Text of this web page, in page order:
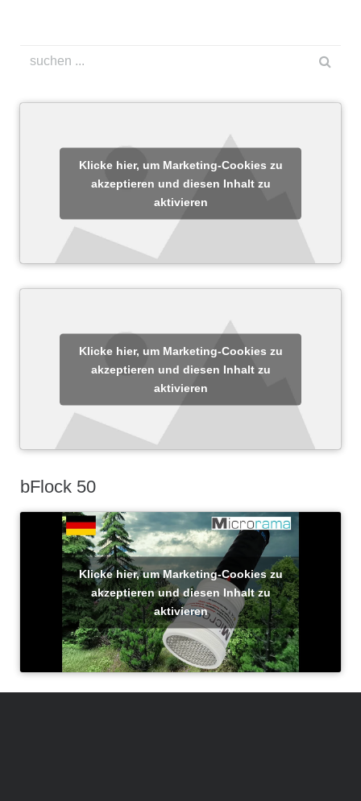
Klicke hier, um Marketing-Cookies zu
akzeptieren und diesen Inhalt zu
aktivieren
Klicke hier, um Marketing-Cookies zu
akzeptieren und diesen Inhalt zu
aktivieren
bFlock 50
Klicke hier, um Marketing-Cookies zu
akzeptieren und diesen Inhalt zu
aktivieren